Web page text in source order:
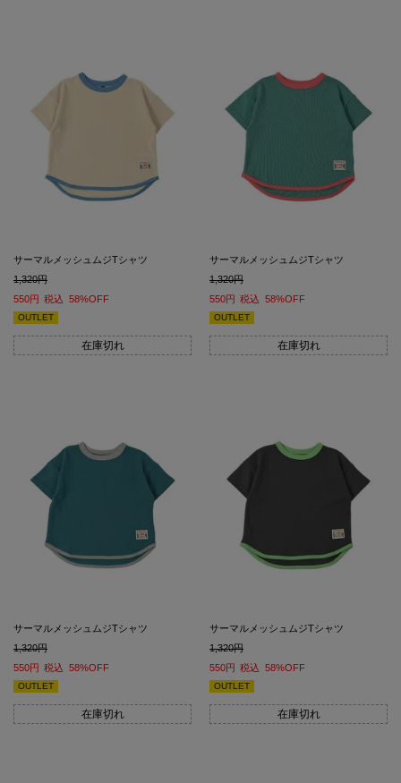
サーマルメッシュムジTシャツ
1,320
550
税込 58%OFF
OUTLET
在庫切れ
サーマルメッシュムジTシャツ
1,320
550
税込 58%OFF
OUTLET
在庫切れ
サーマルメッシュムジTシャツ
1,320
550
税込 58%OFF
OUTLET
在庫切れ
サーマルメッシュムジTシャツ
1,320
550
税込 58%OFF
OUTLET
在庫切れ